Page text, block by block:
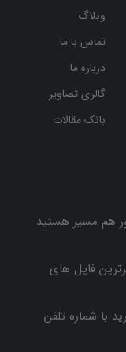
وبلاگ
تماس با ما
درباره ما
گالری تصاویر
بانک مقالات
هم مسیر هستید
فایل های
شماره تلفن